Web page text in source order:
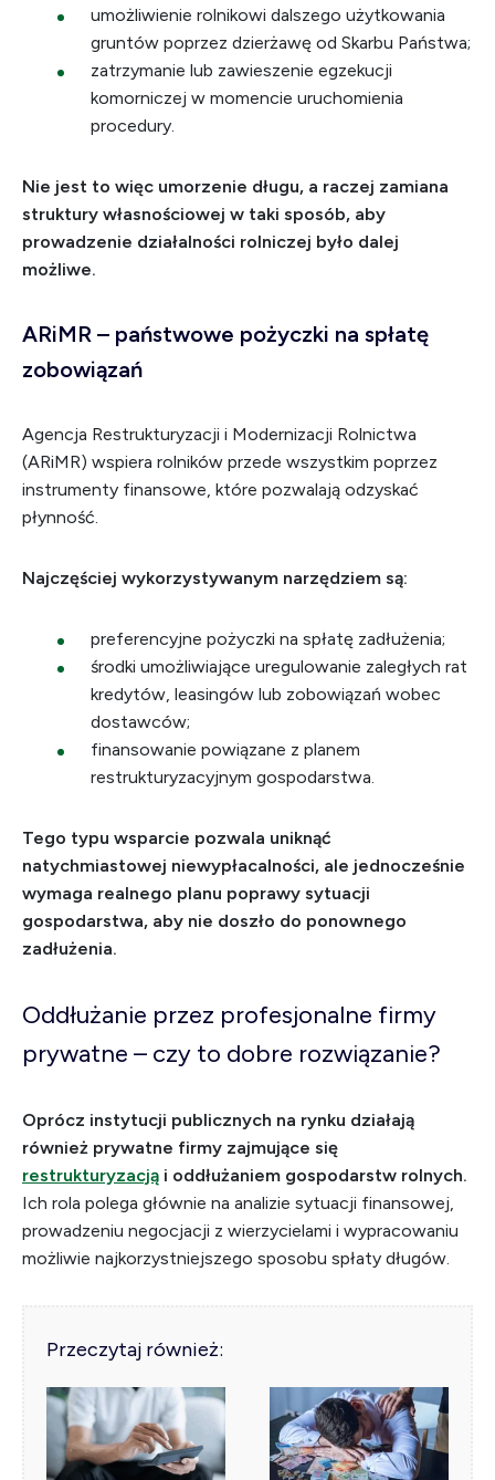
umożliwienie rolnikowi dalszego użytkowania
gruntów poprzez dzierżawę od Skarbu Państwa;
zatrzymanie lub zawieszenie egzekucji
komorniczej w momencie uruchomienia
procedury.
Nie jest to więc umorzenie długu, a raczej zamiana
struktury własnościowej w taki sposób, aby
prowadzenie działalności rolniczej było dalej
możliwe.
ARiMR – państwowe pożyczki na spłatę
zobowiązań
Agencja Restrukturyzacji i Modernizacji Rolnictwa
(ARiMR) wspiera rolników przede wszystkim poprzez
instrumenty finansowe, które pozwalają odzyskać
płynność.
Najczęściej wykorzystywanym narzędziem są:
preferencyjne pożyczki na spłatę zadłużenia;
środki umożliwiające uregulowanie zaległych rat
kredytów, leasingów lub zobowiązań wobec
dostawców;
finansowanie powiązane z planem
restrukturyzacyjnym gospodarstwa.
Tego typu wsparcie pozwala uniknąć
natychmiastowej niewypłacalności, ale jednocześnie
wymaga realnego planu poprawy sytuacji
gospodarstwa, aby nie doszło do ponownego
zadłużenia.
Oddłużanie przez profesjonalne firmy
prywatne – czy to dobre rozwiązanie?
Oprócz instytucji publicznych na rynku działają
również prywatne firmy zajmujące się
restrukturyzacją i oddłużaniem gospodarstw rolnych.
Ich rola polega głównie na analizie sytuacji finansowej,
prowadzeniu negocjacji z wierzycielami i wypracowaniu
możliwie najkorzystniejszego sposobu spłaty długów.
Przeczytaj również: